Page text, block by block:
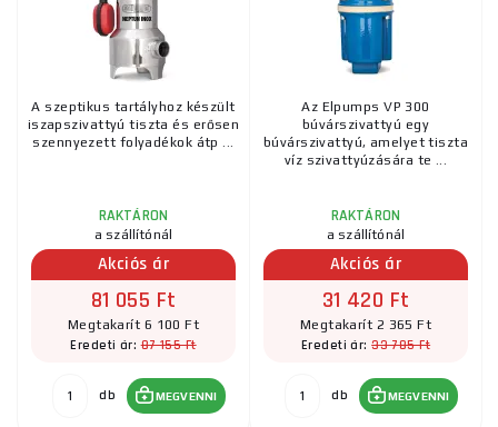
A szeptikus tartályhoz készült
iszapszivattyú tiszta és erősen
szennyezett folyadékok átp ...
RAKTÁRON
a szállítónál
Akciós ár
81 055 Ft
Megtakarít 6 100 Ft
Eredeti ár:87 155 Ft
db MEGVENNI
Az Elpumps VP 300
búvárszivattyú egy
búvárszivattyú, amelyet tiszta
víz szivattyúzására te ...
RAKTÁRON
a szállítónál
Akciós ár
31 420 Ft
Megtakarít 2 365 Ft
Eredeti ár:33 785 Ft
db MEGVENNI